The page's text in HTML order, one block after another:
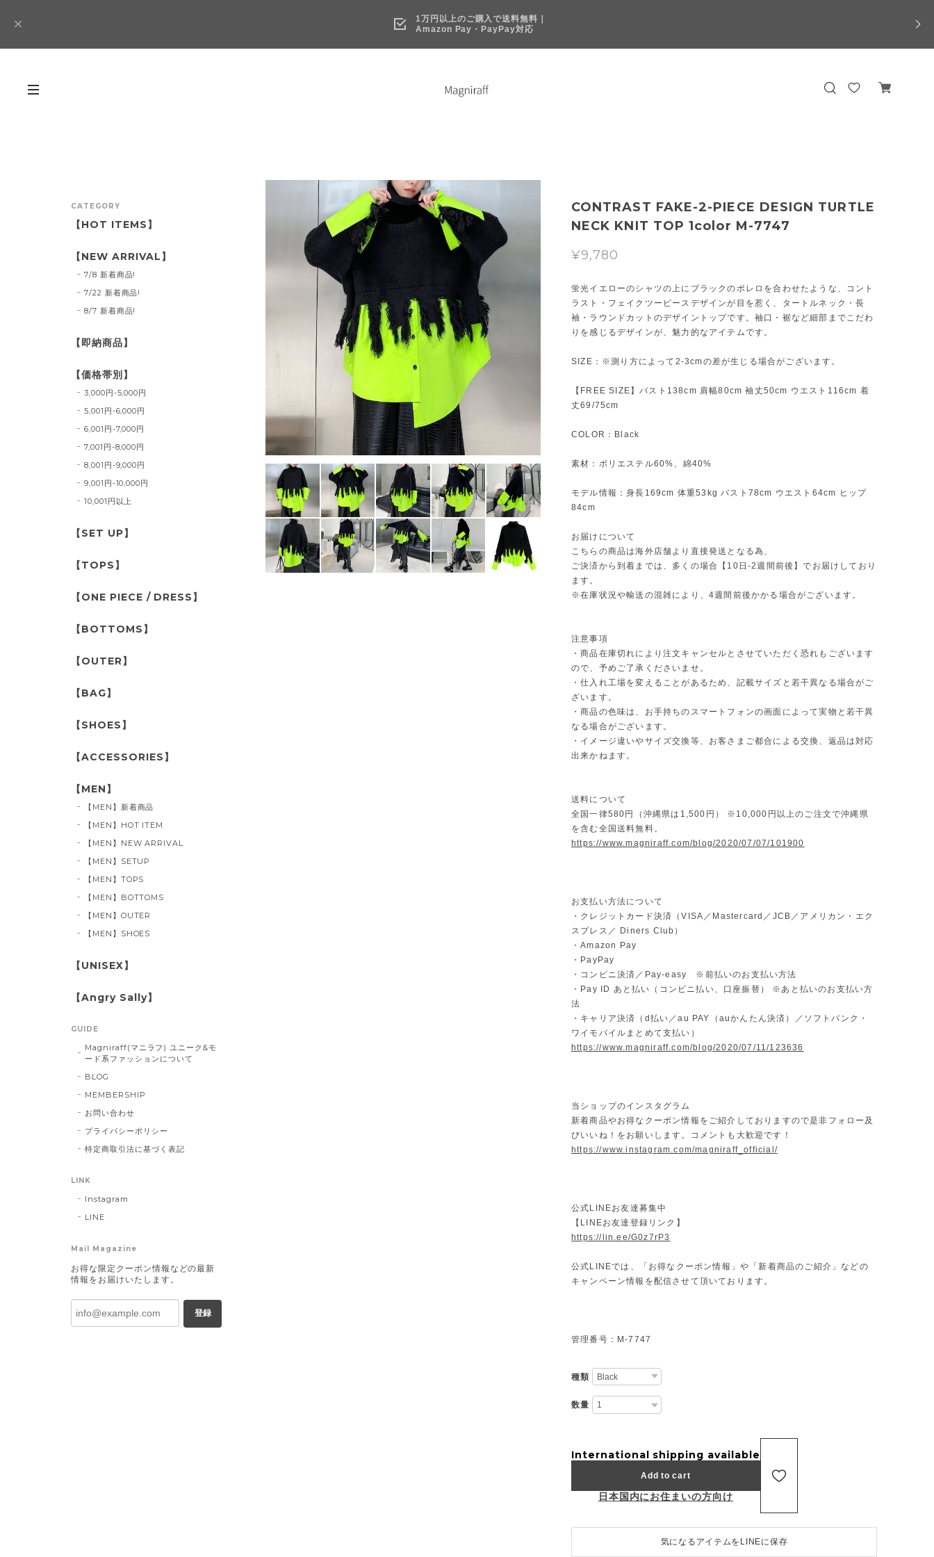
1万円以上のご購入で送料無料｜
Amazon Pay・PayPay対応
CONTRAST FAKE-2-PIECE DESIGN TURTLE
NECK KNIT TOP 1color M-7747
¥9,780
蛍光イエローのシャツの上にブラックのボレロを合わせたような、コント
ラスト・フェイクツーピースデザインが目を惹く、タートルネック・長
袖・ラウンドカットのデザイントップです。袖口・裾など細部までこだわ
りを感じるデザインが、魅力的なアイテムです。
SIZE：※測り方によって2-3cmの差が生じる場合がございます。
【FREE SIZE】バスト138cm 肩幅80cm 袖丈50cm ウエスト116cm 着
丈69/75cm
COLOR：Black
素材：ポリエステル60%、綿40%
モデル情報：身長169cm 体重53kg バスト78cm ウエスト64cm ヒップ
84cm
お届けについて
こちらの商品は海外店舗より直接発送となる為、
ご決済から到着までは、多くの場合【10日-2週間前後】でお届けしており
ます。
※在庫状況や輸送の混雑により、4週間前後かかる場合がございます。
注意事項
・商品在庫切れにより注文キャンセルとさせていただく恐れもございます
ので、予めご了承くださいませ。
・仕入れ工場を変えることがあるため、記載サイズと若干異なる場合がご
ざいます。
・商品の色味は、お手持ちのスマートフォンの画面によって実物と若干異
なる場合がございます。
・イメージ違いやサイズ交換等、お客さまご都合による交換、返品は対応
出来かねます。
送料について
全国一律580円（沖縄県は1,500円） ※10,000円以上のご注文で沖縄県
を含む全国送料無料。
https://www.magniraff.com/blog/2020/07/07/101900
お支払い方法について
・クレジットカード決済（VISA／Mastercard／JCB／アメリカン・エク
スプレス／ Diners Club）
・Amazon Pay
・PayPay
・コンビニ決済／Pay-easy ※前払いのお支払い方法
・Pay ID あと払い（コンビニ払い、口座振替） ※あと払いのお支払い方
法
・キャリア決済（d払い／au PAY（auかんたん決済）／ソフトバンク・
ワイモバイルまとめて支払い）
https://www.magniraff.com/blog/2020/07/11/123636
当ショップのインスタグラム
新着商品やお得なクーポン情報をご紹介しておりますので是非フォロー及
びいいね！をお願いします。コメントも大歓迎です！
https://www.instagram.com/magniraff_official/
公式LINEお友達募集中
【LINEお友達登録リンク】
https://lin.ee/G0z7rP3
公式LINEでは、「お得なクーポン情報」や「新着商品のご紹介」などの
キャンペーン情報を配信させて頂いております。
管理番号：M-7747
種類
数量
International shipping available
Add to cart
日本国内にお住まいの方向け
気になるアイテムをLINEに保存
CATEGORY
【HOT ITEMS】
【NEW ARRIVAL】
7/8 新着商品!
7/22 新着商品!
8/7 新着商品!
【即納商品】
【価格帯別】
3,000円-5,000円
5,001円-6,000円
6,001円-7,000円
7,001円-8,000円
8,001円-9,000円
9,001円-10,000円
10,001円以上
【SET UP】
【TOPS】
【ONE PIECE / DRESS】
【BOTTOMS】
【OUTER】
【BAG】
【SHOES】
【ACCESSORIES】
【MEN】
【MEN】新着商品
【MEN】HOT ITEM
【MEN】NEW ARRIVAL
【MEN】SETUP
【MEN】TOPS
【MEN】BOTTOMS
【MEN】OUTER
【MEN】SHOES
【UNISEX】
【Angry Sally】
GUIDE
Magniraff(マニラフ) ユニーク&モ
ード系ファッションについて
BLOG
MEMBERSHIP
お問い合わせ
プライバシーポリシー
特定商取引法に基づく表記
LINK
Instagram
LINE
Mail Magazine
お得な限定クーポン情報などの最新
情報をお届けいたします。
登録